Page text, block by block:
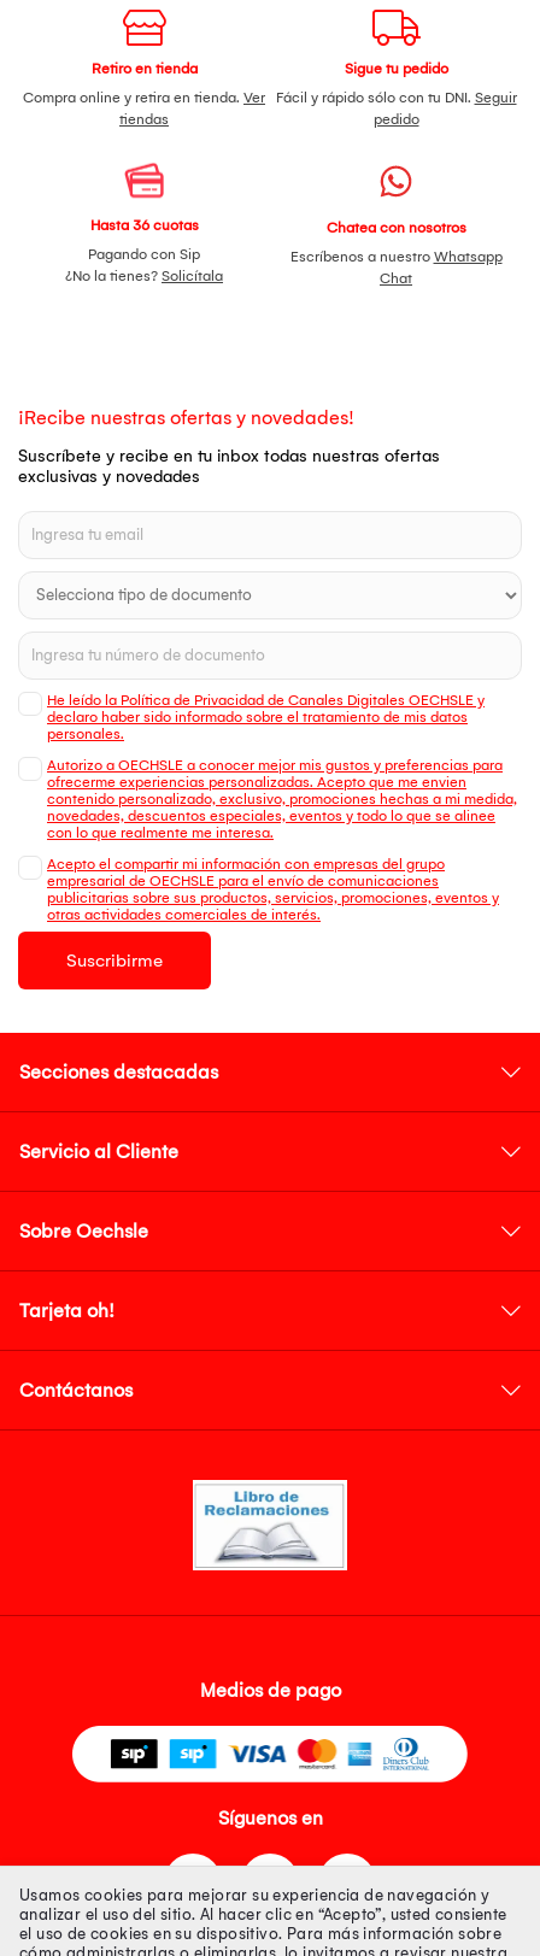
Retiro en tienda
Compra online y retira en tienda. Ver
tiendas
Sigue tu pedido
Fácil y rápido sólo con tu DNI. Seguir
pedido
Hasta 36 cuotas
Pagando con Sip
¿No la tienes? Solicítala
Chatea con nosotros
Escríbenos a nuestro Whatsapp
Chat
¡Recibe nuestras ofertas y novedades!
Suscríbete y recibe en tu inbox todas nuestras ofertas
exclusivas y novedades
He leído la Política de Privacidad de Canales Digitales OECHSLE y
declaro haber sido informado sobre el tratamiento de mis datos
personales.
Autorizo a OECHSLE a conocer mejor mis gustos y preferencias para
ofrecerme experiencias personalizadas. Acepto que me envien
contenido personalizado, exclusivo, promociones hechas a mi medida,
novedades, descuentos especiales, eventos y todo lo que se alinee
con lo que realmente me interesa.
Acepto el compartir mi información con empresas del grupo
empresarial de OECHSLE para el envío de comunicaciones
publicitarias sobre sus productos, servicios, promociones, eventos y
otras actividades comerciales de interés.
Suscribirme
Secciones destacadas
Servicio al Cliente
Sobre Oechsle
Tarjeta oh!
Contáctanos
Medios de pago
Síguenos en
Usamos cookies para mejorar su experiencia de navegación y
analizar el uso del sitio. Al hacer clic en “Acepto”, usted consiente
el uso de cookies en su dispositivo. Para más información sobre